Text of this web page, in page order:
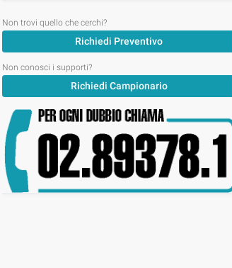
Non trovi quello che cerchi?
Richiedi Preventivo
Non conosci i supporti?
Richiedi Campionario